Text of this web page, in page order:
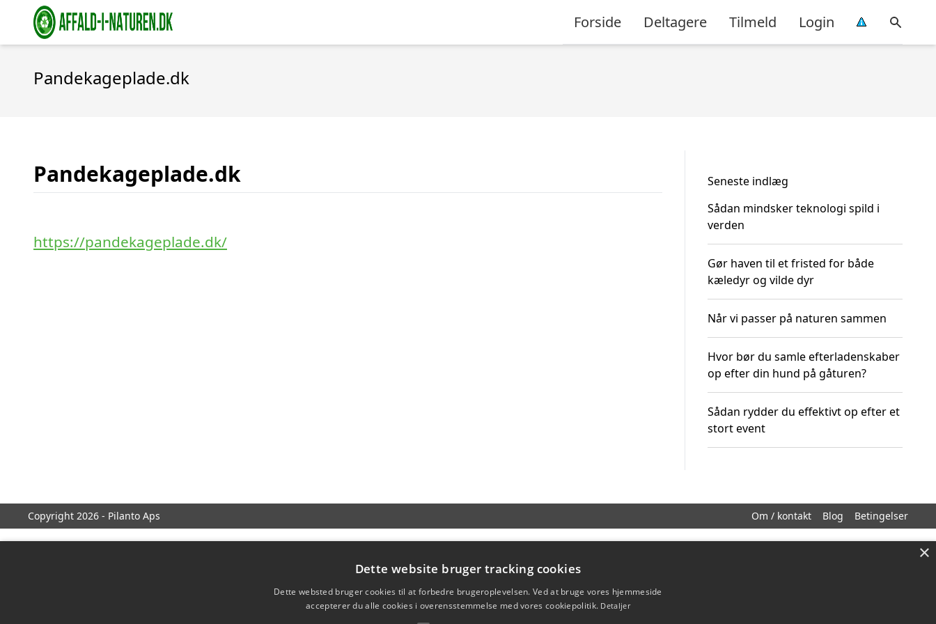
Forside Deltagere Tilmeld Login
Pandekageplade.dk
Pandekageplade.dk
https://pandekageplade.dk/
Seneste indlæg
Sådan mindsker teknologi spild i
verden
Gør haven til et fristed for både
kæledyr og vilde dyr
Når vi passer på naturen sammen
Hvor bør du samle efterladenskaber
op efter din hund på gåturen?
Sådan rydder du effektivt op efter et
stort event
Copyright 2026 - Pilanto Aps Om / kontakt Blog Betingelser
×
Dette website bruger tracking cookies
Dette websted bruger cookies til at forbedre brugeroplevelsen. Ved at bruge vores hjemmeside
accepterer du alle cookies i overensstemmelse med vores cookiepolitik. Detaljer